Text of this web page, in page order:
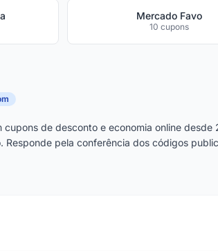
Mercado Favo
10 cupons
de desconto e economia online desde
pela conferência dos códigos